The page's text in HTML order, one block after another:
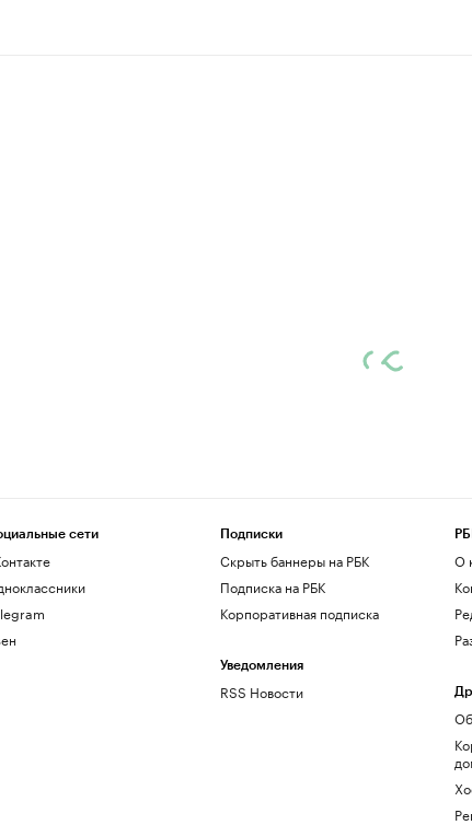
сети Подписки
Скрыть баннеры на РБК
Подписка на РБК
Корпоративная подписка
Уведомления
RSS Новости
О